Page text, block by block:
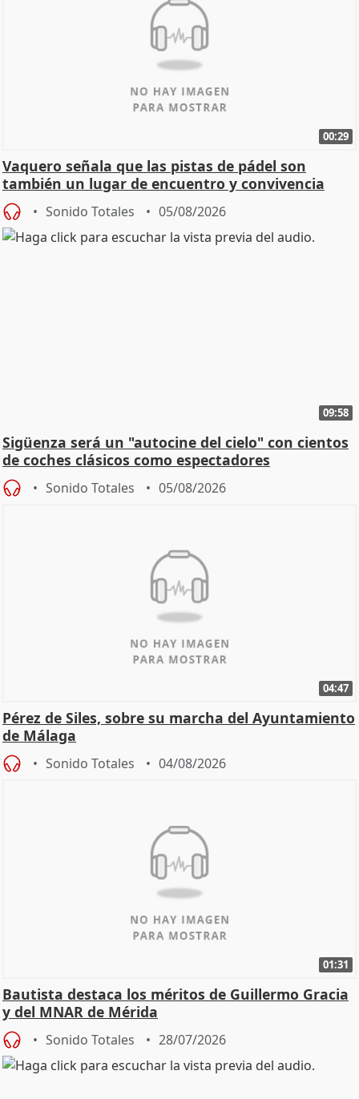
00:29
Vaquero señala que las pistas de pádel son
también un lugar de encuentro y convivencia
Sonido Totales 05/08/2026
09:58
Sigüenza será un "autocine del cielo" con cientos
de coches clásicos como espectadores
Sonido Totales 05/08/2026
04:47
Pérez de Siles, sobre su marcha del Ayuntamiento
de Málaga
Sonido Totales 04/08/2026
01:31
Bautista destaca los méritos de Guillermo Gracia
y del MNAR de Mérida
Sonido Totales 28/07/2026